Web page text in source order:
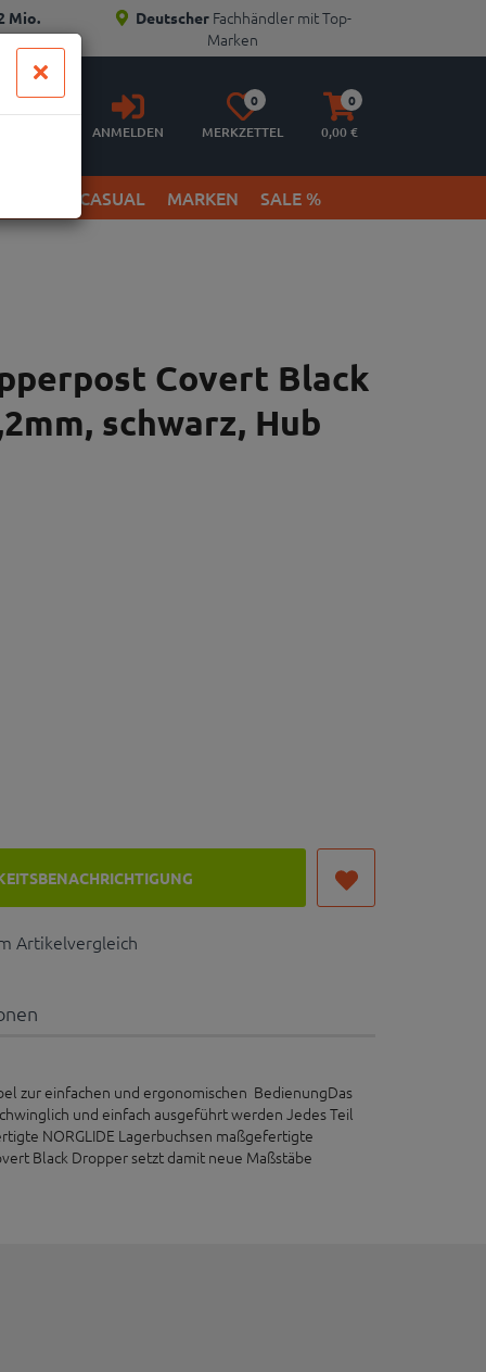
Mio. Deutscher Fachhändler mit Top-
Marken
Anmelden
ANMELDEN
Merkzettel
aufklappen
0
MERKZETTEL
Warenkorb
aufklappen
0
0,00 €
& CASUAL MARKEN SALE %
Covert Black
schwarz, Hub
Artikelvergleich
zur einfachen und ergonomischen BedienungDas
und einfach ausgeführt werden Jedes Teil
NORGLIDE Lagerbuchsen maßgefertigte
Black Dropper setzt damit neue Maßstäbe